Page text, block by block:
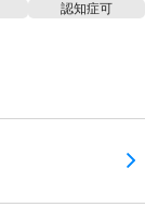
認知症可